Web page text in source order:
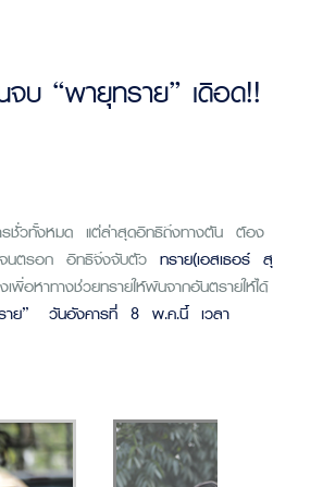
จบ “พายุทราย” เดือด!!
รชั่วทั้งหมด แต่ล่าสุดอิทธิถึงทางตัน ต้อง
นตรอก อิทธิจึงจับตัว ทราย(เอสเธอร์ สุ
พื่อหาทางช่วยทรายให้พ้นจากอันตรายให้ได้
ย”
วันอังคารที่ 8 พ.ค.นี้ เวลา